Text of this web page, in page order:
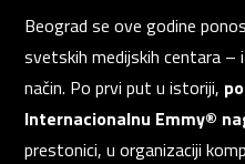
Beograd se ove godine
svetskih medijskih centara –
način. Po prvi put u istoriji,
Internacionalnu Emmy®
prestonici, u organizaciji